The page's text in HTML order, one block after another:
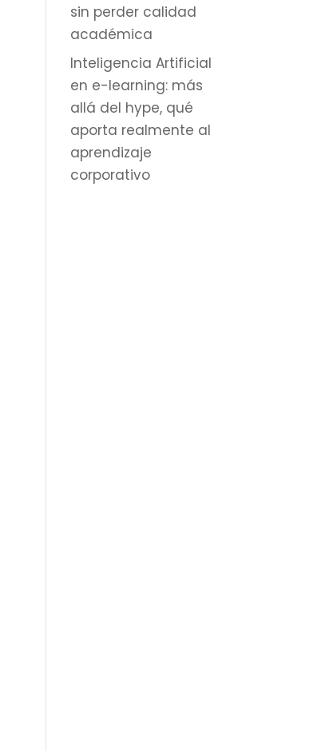
sin perder calidad
académica
Inteligencia Artificial
en e-learning: más
allá del hype, qué
aporta realmente al
aprendizaje
corporativo